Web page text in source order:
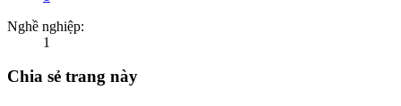
Nghề nghiệp:
1
Chia sẻ trang này